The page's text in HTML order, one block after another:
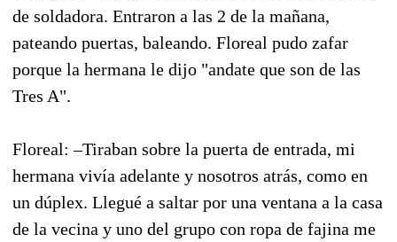
de soldadora. Entraron a las 2 de la mañana,
pateando puertas, baleando. Floreal pudo zafar
porque la hermana le dijo "andate que son de las
Tres A".
Floreal: –Tiraban sobre la puerta de entrada, mi
hermana vivía adelante y nosotros atrás, como en
un dúplex. Llegué a saltar por una ventana a la casa
de la vecina y uno del grupo con ropa de fajina me